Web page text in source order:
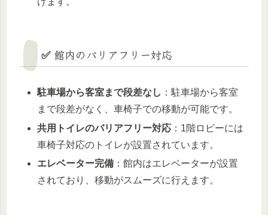
✅ 館内のバリアフリー対応
駐車場から客室まで段差なし ：駐車場から客室
まで段差がなく、車椅子での移動が可能です。
共用トイレのバリアフリー対応 ：1階ロビーには
車椅子対応のトイレが設置されています。
エレベーター完備 ：館内はエレベーターが設置
されており、移動がスムーズに行えます。